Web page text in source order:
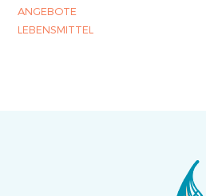
ANGEBOTE
LEBENSMITTEL